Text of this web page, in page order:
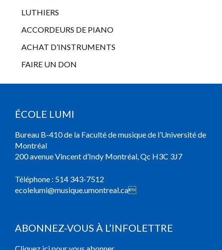
LUTHIERS
ACCORDEURS DE PIANO
ACHAT D’INSTRUMENTS
FAIRE UN DON
ÉCOLE LUMI
Bureau B-410 de la Faculté de musique de l’Université de
Montréal
200 avenue Vincent d’Indy Montréal, Qc H3C 3J7
Téléphone : 514 343-7512
ecolelumi@musique.umontreal.ca
ABONNEZ-VOUS À L’INFOLETTRE